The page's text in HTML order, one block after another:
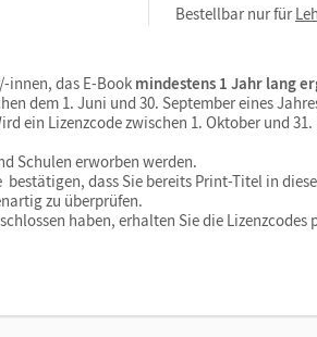
Bestellbar nur für
innen, das E-Book mindestens 1 Jahr lang
dem 1. Juni und 30. September eines
ein Lizenzcode zwischen 1. Oktober und
Schulen erworben werden.
dass Sie bereits Print-Titel in
zu überprüfen.
haben, erhalten Sie die